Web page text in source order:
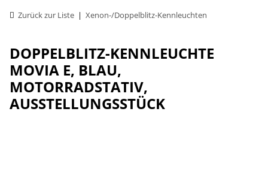
Zurück zur Liste Xenon-/Doppelblitz-Kennleuchten
DOPPELBLITZ-KENNLEUCHTE
MOVIA E, BLAU,
MOTORRADSTATIV,
AUSSTELLUNGSSTÜCK